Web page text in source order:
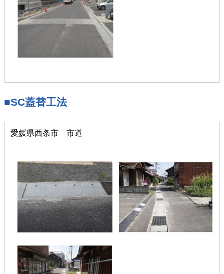
■SC蓋替工法
愛媛県西条市 市道